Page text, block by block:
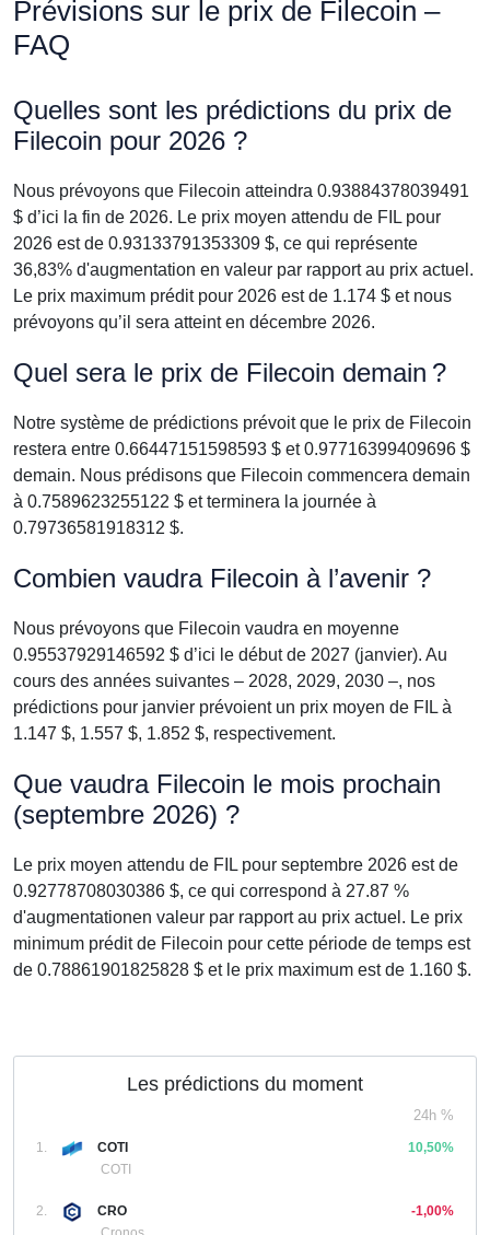
Prévisions sur le prix de Filecoin –
FAQ
Quelles sont les prédictions du prix de
Filecoin pour 2026 ?
Nous prévoyons que Filecoin atteindra 0.93884378039491
$ d’ici la fin de 2026. Le prix moyen attendu de FIL pour
2026 est de 0.93133791353309 $, ce qui représente
36,83% d'augmentation en valeur par rapport au prix actuel.
Le prix maximum prédit pour 2026 est de 1.174 $ et nous
prévoyons qu’il sera atteint en décembre 2026.
Quel sera le prix de Filecoin demain ?
Notre système de prédictions prévoit que le prix de Filecoin
restera entre 0.66447151598593 $ et 0.97716399409696 $
demain. Nous prédisons que Filecoin commencera demain
à 0.7589623255122 $ et terminera la journée à
0.79736581918312 $.
Combien vaudra Filecoin à l’avenir ?
Nous prévoyons que Filecoin vaudra en moyenne
0.95537929146592 $ d’ici le début de 2027 (janvier). Au
cours des années suivantes – 2028, 2029, 2030 –, nos
prédictions pour janvier prévoient un prix moyen de FIL à
1.147 $, 1.557 $, 1.852 $, respectivement.
Que vaudra Filecoin le mois prochain
(septembre 2026) ?
Le prix moyen attendu de FIL pour septembre 2026 est de
0.92778708030386 $, ce qui correspond à 27.87 %
d'augmentationen valeur par rapport au prix actuel. Le prix
minimum prédit de Filecoin pour cette période de temps est
de 0.78861901825828 $ et le prix maximum est de 1.160 $.
Les prédictions du moment
24h %
1.
COTI
COTI
10,50%
2.
CRO
-1,00%